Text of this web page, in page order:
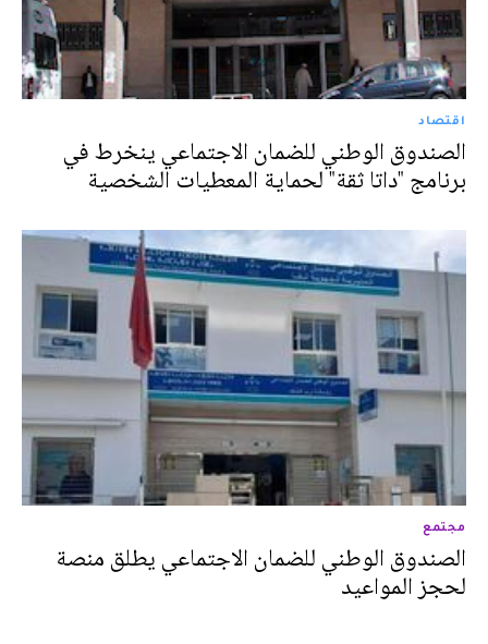
اقتصاد
الصندوق الوطني للضمان الاجتماعي ينخرط في
برنامج "داتا ثقة" لحماية المعطيات الشخصية
مجتمع
الصندوق الوطني للضمان الاجتماعي يطلق منصة
لحجز المواعيد